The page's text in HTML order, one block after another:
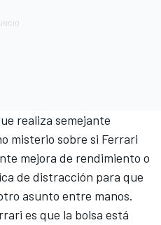
realiza semejante
misterio sobre si Ferrari
mejora de rendimiento o
de distracción para que
asunto entre manos.
es que la bolsa está